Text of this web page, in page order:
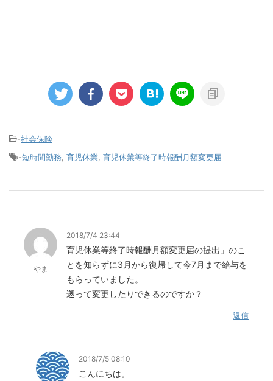
-社会保険
-短時間勤務, 育児休業, 育児休業等終了時報酬月額変更届
やま
2018/7/4 23:44
育児休業等終了時報酬月額変更届の提出」のこ
とを知らずに3月から復帰して今7月まで給与を
もらっていました。
遡って変更したりできるのですか？
返信
2018/7/5 08:10
こんにちは。